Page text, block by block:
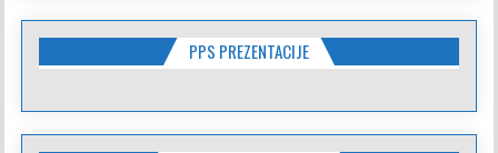
PPS PREZENTACIJE